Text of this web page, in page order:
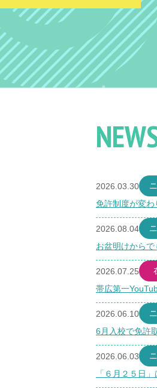
2026.03.30
免許制度が変わ
2026.08.04
お盆明けから
2026.07.25
帯広第一
2026.06.10
6月入校で免許
2026.06.03
「６月２５日